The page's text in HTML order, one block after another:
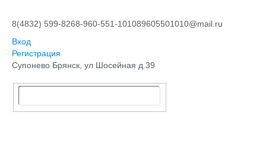
8(4832) 599-8268-960-551-101089605501010@mail.ru
Вход
Регистрация
Супонево Брянск, ул Шосейная д.39